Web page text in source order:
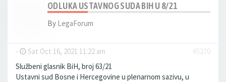
ODLUKA USTAVNOG SUDA BIH U 8/21
By LegaForum
- Sat Oct 16, 2021 11:22 am
#5270
Službeni glasnik BiH, broj 63/21
Ustavni sud Bosne i Hercegovine u plenarnom sazivu, u